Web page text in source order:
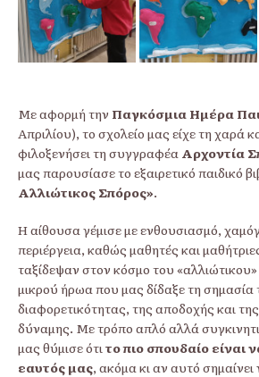
Με αφορμή την Παγκόσμια Ημέρα
Απριλίου), το σχολείο μας είχε τη χαρά
φιλοξενήσει τη συγγραφέα Αρχοντία
μας παρουσίασε το εξαιρετικό παιδικό
Αλλιώτικος Σπόρος».
Η αίθουσα γέμισε με ενθουσιασμό,
περιέργεια, καθώς μαθητές και
ταξίδεψαν στον κόσμο του
μικρού ήρωα που μας δίδαξε τη σημασία
διαφορετικότητας, της αποδοχής και
δύναμης. Με τρόπο απλό αλλά
μας θύμισε ότι το πιο σπουδαίο είναι
εαυτός μας, ακόμα κι αν αυτό